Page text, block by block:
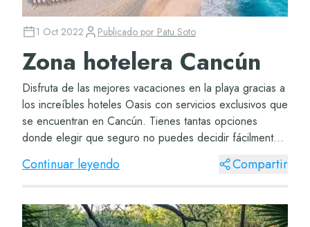
1 Oct 2022 Publicado por Patu Soto
Zona hotelera Cancún
Disfruta de las mejores vacaciones en la playa gracias a
los increíbles hoteles Oasis con servicios exclusivos que
se encuentran en Cancún. Tienes tantas opciones
donde elegir que seguro no puedes decidir fácilmente.
Hoteles en Cancún zona hotelera L...
Continuar leyendo Compartir